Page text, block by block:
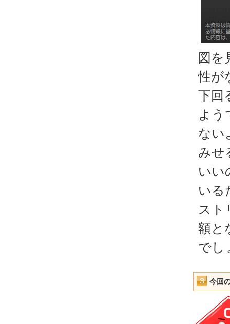
図を
性が
下回
よう
ない
みせ
いい
いる
スト
額と
でし
今回